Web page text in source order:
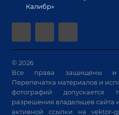
Позиционеры и вращатели
Машины контактной сварки
Универсальные зажимы
Системы аспирации
Станки лазерной резки
автоматизации
Калибр»
© 2026
Все права защищены и
Перепечатка материалов и
фотографий допускается
разрешения владельцев сайта
активной ссылки наvektor-